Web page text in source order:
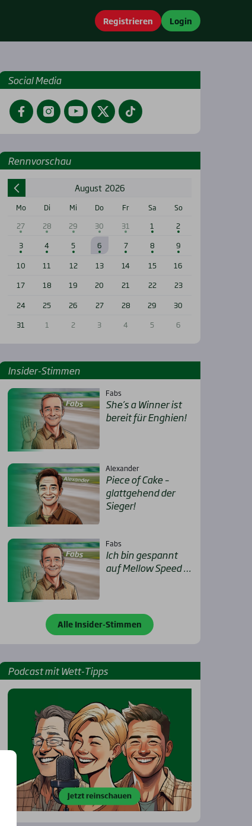
Registrieren Login
Social Media
FacebookInstagramYouTubeTwitterTikTok
Renn­vor­schau
August 2026
Mo Di Mi Do Fr Sa
So
27
28 29 30 31 1
2
3
4 5 6 7 8
9
10
11 12 13 14 15
16
17
18 19 20 21 22
23
24
25 26 27 28 29
30
31
1 2 3 4 5 6
Insi­der-Stim­men
Fabs
She’s a Win­ner ist
bereit für Eng­hien!
Alexander
Pie­ce of Cake –
glatt­ge­hend der
Sie­ger!
Fabs
Ich bin gespannt
auf Mel­low Speed …
Alle Insider-Stimmen
Pod­cast mit Wett-Tipps